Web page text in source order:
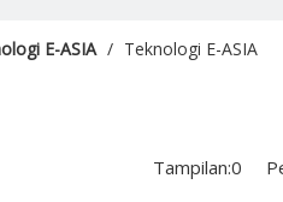
E-ASIA / Teknologi E-ASIA
Tampilan:0